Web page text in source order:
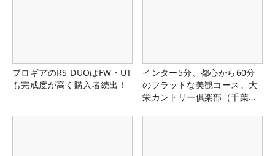
プロギアのRS DUOはFW・UT
も完成度が高く購入者続出！
インター5分、都心から60分
のフラットな美観コース。大
栄カントリー俱楽部（千葉